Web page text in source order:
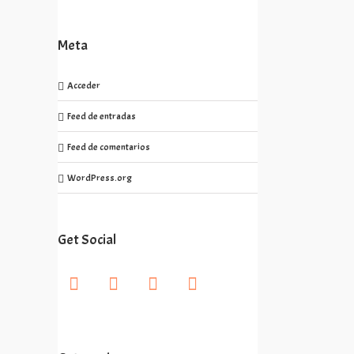
Meta
Acceder
Feed de entradas
Feed de comentarios
WordPress.org
Get Social